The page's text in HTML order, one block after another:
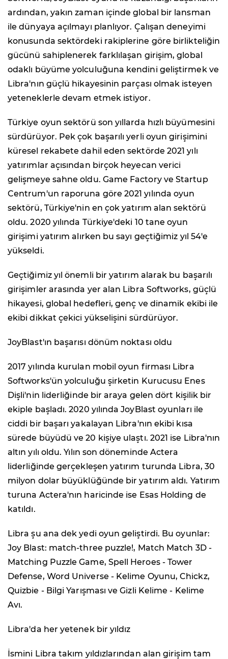
ardından, yakın zaman içinde global bir lansman
ile dünyaya açılmayı planlıyor. Çalışan deneyimi
konusunda sektördeki rakiplerine göre birlikteliğin
gücünü sahiplenerek farklılaşan girişim, global
odaklı büyüme yolculuğuna kendini geliştirmek ve
Libra'nın güçlü hikayesinin parçası olmak isteyen
yeteneklerle devam etmek istiyor.
Türkiye oyun sektörü son yıllarda hızlı büyümesini
sürdürüyor. Pek çok başarılı yerli oyun girişimini
küresel rekabete dahil eden sektörde 2021 yılı
yatırımlar açısından birçok heyecan verici
gelişmeye sahne oldu. Game Factory ve Startup
Centrum'un raporuna göre 2021 yılında oyun
sektörü, Türkiye'nin en çok yatırım alan sektörü
oldu. 2020 yılında Türkiye'deki 10 tane oyun
girişimi yatırım alırken bu sayı geçtiğimiz yıl 54'e
yükseldi.
Geçtiğimiz yıl önemli bir yatırım alarak bu başarılı
girişimler arasında yer alan Libra Softworks, güçlü
hikayesi, global hedefleri, genç ve dinamik ekibi ile
ekibi dikkat çekici yükselişini sürdürüyor.
JoyBlast'ın başarısı dönüm noktası oldu
2017 yılında kurulan mobil oyun firması Libra
Softworks'ün yolculuğu şirketin Kurucusu Enes
Dişli'nin liderliğinde bir araya gelen dört kişilik bir
ekiple başladı. 2020 yılında JoyBlast oyunları ile
ciddi bir başarı yakalayan Libra'nın ekibi kısa
sürede büyüdü ve 20 kişiye ulaştı. 2021 ise Libra'nın
altın yılı oldu. Yılın son döneminde Actera
liderliğinde gerçekleşen yatırım turunda Libra, 30
milyon dolar büyüklüğünde bir yatırım aldı. Yatırım
turuna Actera'nın haricinde ise Esas Holding de
katıldı.
Libra şu ana dek yedi oyun geliştirdi. Bu oyunlar:
Joy Blast: match-three puzzle!, Match Match 3D -
Matching Puzzle Game, Spell Heroes - Tower
Defense, Word Universe - Kelime Oyunu, Chickz,
Quizbie - Bilgi Yarışması ve Gizli Kelime - Kelime
Avı.
Libra'da her yetenek bir yıldız
İsmini Libra takım yıldızlarından alan girişim tam